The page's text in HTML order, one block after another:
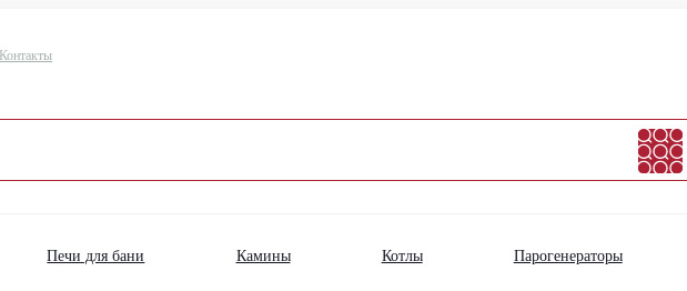
Контакты
Печи для бани Камины Котлы Парогенераторы